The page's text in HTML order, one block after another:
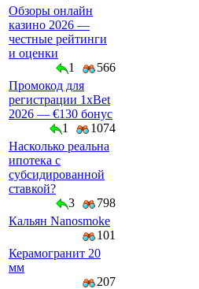
Обзоры онлайн
казино 2026 —
честные рейтинги
и оценки
1
566
Промокод для
регистрации 1xBet
2026 — €130 бонус
1
1074
Насколько реальна
ипотека с
субсидированной
ставкой?
3
798
Кальян Nanosmoke
101
Керамогранит 20
мм
207